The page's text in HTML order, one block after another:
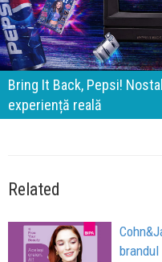
Bring It Back, Pepsi!
experiență reală
Related
brandul